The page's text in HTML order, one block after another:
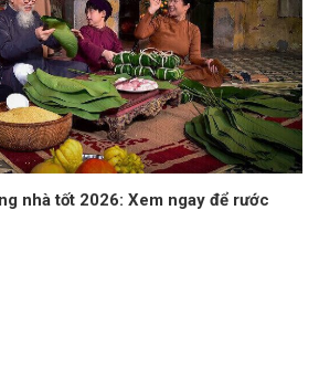
nhà tốt 2026: Xem ngay để rước